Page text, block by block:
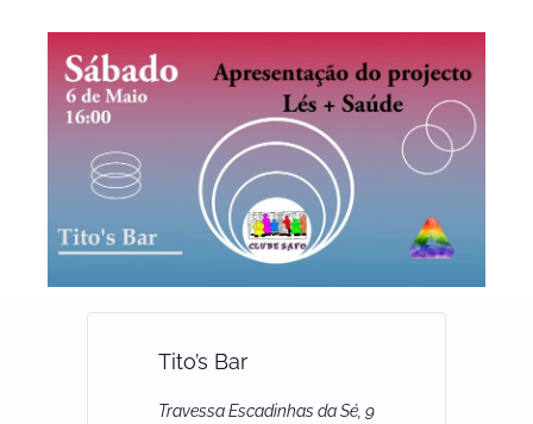
Tito’s Bar
Travessa Escadinhas da Sé, 9